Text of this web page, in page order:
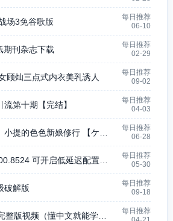
场3免谷歌版
每日推荐
06-10
期刊杂志下载
每日推荐
02-29
顾灿三点式内衣美乳诱人
每日推荐
09-02
第十期【完结】
每日推荐
04-03
每日推荐
06-28
每日推荐
05-30
破解版
每日推荐
09-18
每日推荐